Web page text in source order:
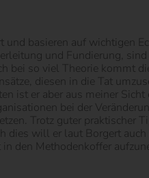
basieren auf wichtigen
und Fundierung,
bei so viel Theorie kommt
diesen in die Tat
ist er aber aus meiner
bei der
Trotz guter praktischer
will er laut Borgert auch
den Methodenkoffer